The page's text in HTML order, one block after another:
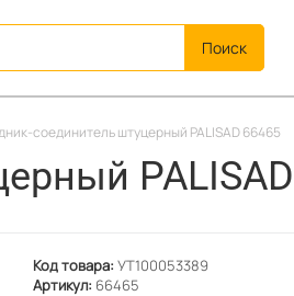
соединитель штуцерный PALISAD 66465
Код товара: УТ100053389
Артикул: 66465